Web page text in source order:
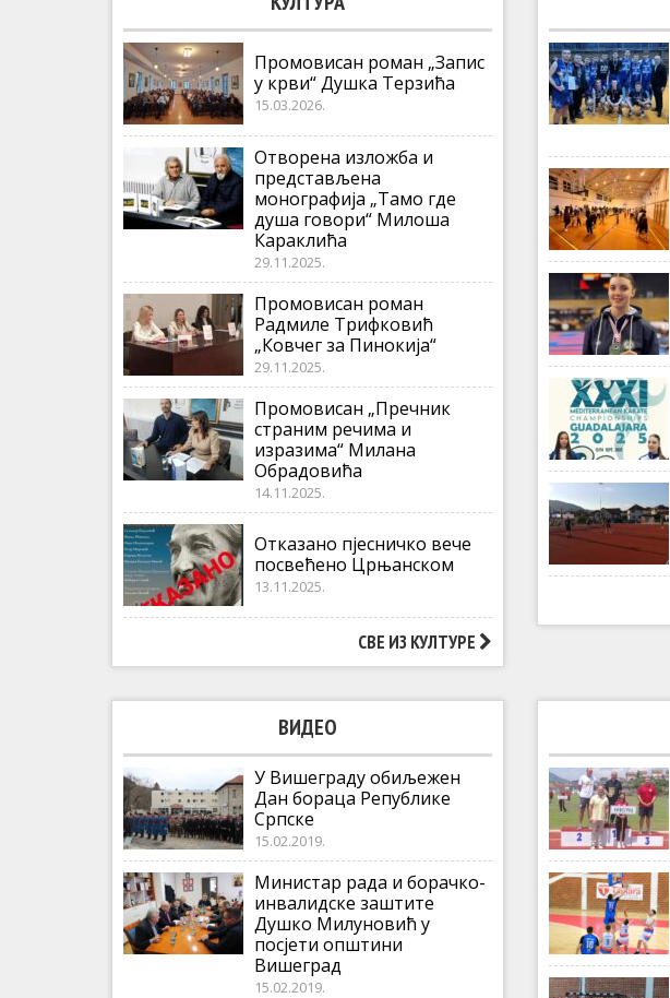
Промовисан роман „Запис
у крви“ Душка Терзића
15.03.2026.
Отворена изложба и
представљена
монографија „Тамо где
душа говори“ Милоша
Караклића
29.11.2025.
Промовисан роман
Радмиле Tрифковић
„Ковчег за Пинокија“
29.11.2025.
Промовисан „Пречник
страним речима и
изразима“ Милана
Обрадовића
14.11.2025.
Отказано пјесничко вече
посвећено Црњанском
13.11.2025.
СВЕ ИЗ КУЛТУРЕ
ВИДЕО
У Вишеграду обиљежен
Дан бораца Републике
Српске
15.02.2019.
Министар рада и борачко-
инвалидске заштите
Душко Милуновић у
посјети општини
Вишеград
15.02.2019.